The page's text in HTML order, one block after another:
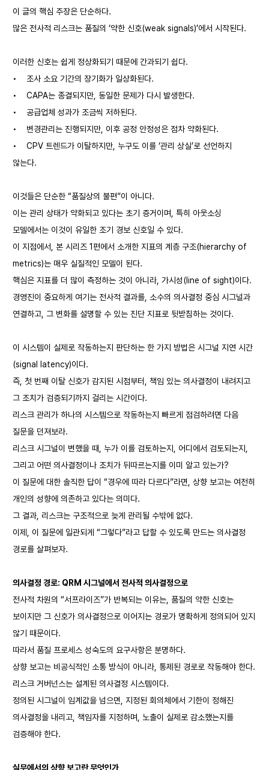
이 글의 핵심 주장은 단순하다.
많은 전사적 리스크는 품질의 ‘약한 신호(weak signals)’에서 시작된다.
이러한 신호는 쉽게 정상화되기 때문에 간과되기 쉽다.
•
조사 소요 기간의 장기화가 일상화된다.
•
CAPA는 종결되지만, 동일한 문제가 다시 발생한다.
•
공급업체 성과가 조금씩 저하된다.
•
변경관리는 진행되지만, 이후 공정 안정성은 점차 약화된다.
•
CPV 트렌드가 이탈하지만, 누구도 이를 ‘관리 상실’로 선언하지
않는다.
이것들은 단순한 “품질상의 불편”이 아니다.
이는 관리 상태가 약화되고 있다는 초기 증거이며, 특히 아웃소싱
모델에서는 이것이 유일한 조기 경보 신호일 수 있다.
이 지점에서, 본 시리즈 1편에서 소개한 지표의 계층 구조(hierarchy of
metrics)는 매우 실질적인 모델이 된다.
핵심은 지표를 더 많이 측정하는 것이 아니라, 가시성(line of sight)이다.
경영진이 중요하게 여기는 전사적 결과를, 소수의 의사결정 중심 시그널과
연결하고, 그 변화를 설명할 수 있는 진단 지표로 뒷받침하는 것이다.
이 시스템이 실제로 작동하는지 판단하는 한 가지 방법은 시그널 지연 시간
(signal latency)이다.
즉, 첫 번째 이탈 신호가 감지된 시점부터, 책임 있는 의사결정이 내려지고
그 조치가 검증되기까지 걸리는 시간이다.
리스크 관리가 하나의 시스템으로 작동하는지 빠르게 점검하려면 다음
질문을 던져보라.
리스크 시그널이 변했을 때, 누가 이를 검토하는지, 어디에서 검토되는지,
그리고 어떤 의사결정이나 조치가 뒤따르는지를 이미 알고 있는가?
이 질문에 대한 솔직한 답이 “경우에 따라 다르다”라면, 상향 보고는 여전히
개인의 성향에 의존하고 있다는 의미다.
그 결과, 리스크는 구조적으로 늦게 관리될 수밖에 없다.
이제, 이 질문에 일관되게 “그렇다”라고 답할 수 있도록 만드는 의사결정
경로를 살펴보자.
의사결정 경로: QRM 시그널에서 전사적 의사결정으로
전사적 차원의 “서프라이즈”가 반복되는 이유는, 품질의 약한 신호는
보이지만 그 신호가 의사결정으로 이어지는 경로가 명확하게 정의되어 있지
않기 때문이다.
따라서 품질 프로세스 성숙도의 요구사항은 분명하다.
상향 보고는 비공식적인 소통 방식이 아니라, 통제된 경로로 작동해야 한다.
리스크 거버넌스는 설계된 의사결정 시스템이다.
정의된 시그널이 임계값을 넘으면, 지정된 회의체에서 기한이 정해진
의사결정을 내리고, 책임자를 지정하며, 노출이 실제로 감소했는지를
검증해야 한다.
실무에서의 상향 보고란 무엇인가